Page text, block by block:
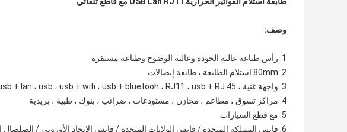
وصف:
1. رأس طباعة عالية الجودة وعالية الوضوح وطباعة مستقرة
2. 80mm استلام الطابعة ، طابعة إيصالات
3. واجهة غنية ، usb + lan ، usb ، usb + wifi ، usb + bluetooh ، RJ11 ، usb + RJ 45
4. مراكز تسوق ، مطاعم ، مخازن ، مستودعات ، ضرائب ، بنوك ، طبية ، بريدية
5. مع قطع السيارات
6. قابس المملكة المتحدة / قابس الولايات المتحدة / قابس الاتحاد الأوروبي / الصلصال القياسي وهلم جرا